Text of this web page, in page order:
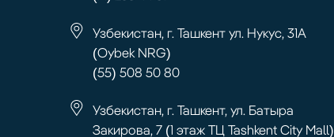
Узбекистан, г. Ташкент ул. Нукус, 31А
(Oybek NRG)
(55) 508 50 80
Узбекистан, г. Ташкент, ул. Батыра
Закирова, 7 (1 этаж ТЦ Tashkent City Mall)